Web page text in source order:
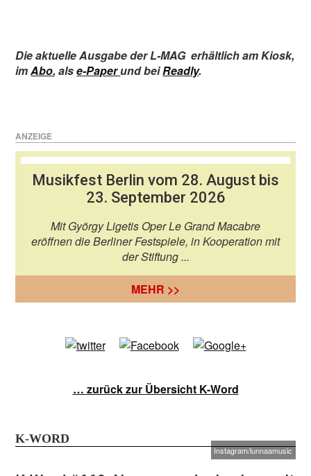
Die aktuelle Ausgabe der L-MAG erhältlich am Kiosk,
imAbo,alse-Paperund beiReadly.
ANZEIGE
Musikfest Berlin vom 28. August bis
23. September 2026
Mit György Ligetis Oper Le Grand Macabre
eröffnen die Berliner Festspiele, in Kooperation mit
der Stiftung ...
MEHR >>
… zurück zur Übersicht K-Word
K-WORD
Instagram/lunnaamusic